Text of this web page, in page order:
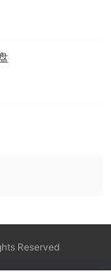
Reserved